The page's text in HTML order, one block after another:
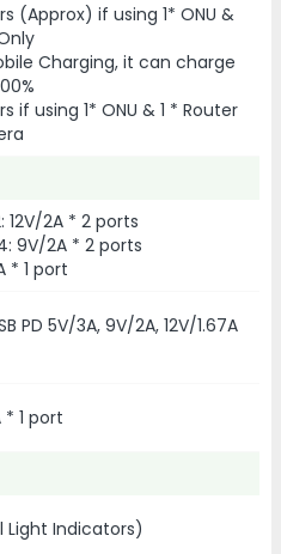
(Approx) if using 1* ONU &
Charging, it can charge
if using 1* ONU & 1 * Router
12V/2A * 2 ports
9V/2A * 2 ports
* 1 port
PD 5V/3A, 9V/2A, 12V/1.67A
* 1 port
Light Indicators)